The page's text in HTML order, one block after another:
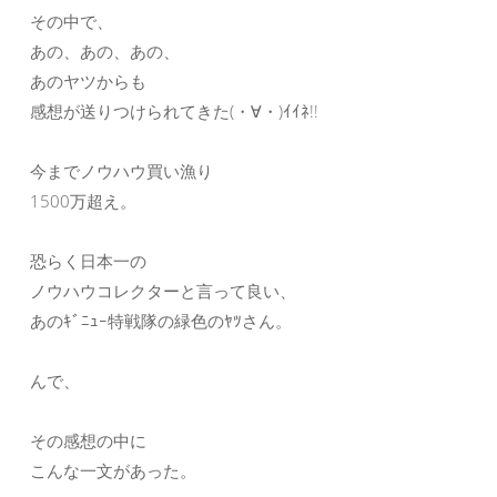
その中で、
あの、あの、あの、
あのヤツからも
感想が送りつけられてきた(・∀・)ｲｲﾈ!!
今までノウハウ買い漁り
1500万超え。
恐らく日本一の
ノウハウコレクターと言って良い、
あのｷﾞﾆｭｰ特戦隊の緑色のﾔﾂさん。
んで、
その感想の中に
こんな一文があった。